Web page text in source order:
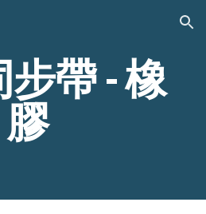
Skip to navigation
帶 - 橡
膠